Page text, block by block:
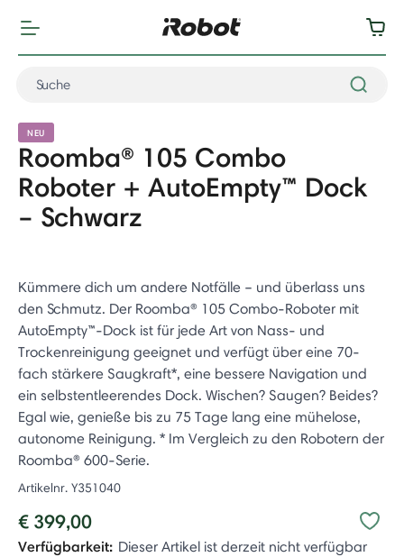
NEU
Roomba® 105 Combo
Roboter + AutoEmpty™ Dock
– Schwarz
Kümmere dich um andere Notfälle – und überlass uns
den Schmutz. Der Roomba® 105 Combo-Roboter mit
AutoEmpty™-Dock ist für jede Art von Nass- und
Trockenreinigung geeignet und verfügt über eine 70-
fach stärkere Saugkraft*, eine bessere Navigation und
ein selbstentleerendes Dock. Wischen? Saugen? Beides?
Egal wie, genieße bis zu 75 Tage lang eine mühelose,
autonome Reinigung. * Im Vergleich zu den Robotern der
Roomba® 600-Serie.
Artikelnr. Y351040
€ 399,00
Verfügbarkeit: Dieser Artikel ist derzeit nicht verfügbar